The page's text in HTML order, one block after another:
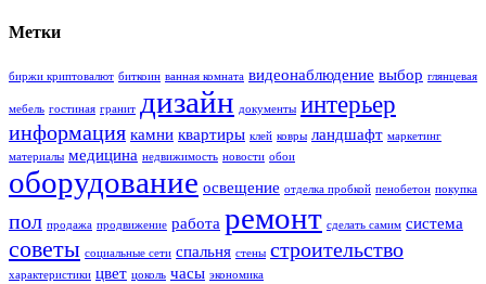
Метки
биржи криптовалют биткоин ванная комната видеонаблюдение выбор глянцевая
мебель гостиная гранит дизайн документы интерьер
информация камни квартиры клей ковры ландшафт маркетинг
материалы медицина недвижимость новости обои
оборудование освещение отделка пробкой пенобетон покупка
пол продажа продвижение работа ремонт сделать самим система
советы социальные сети спальня стены строительство
характеристики цвет цоколь часы экономика